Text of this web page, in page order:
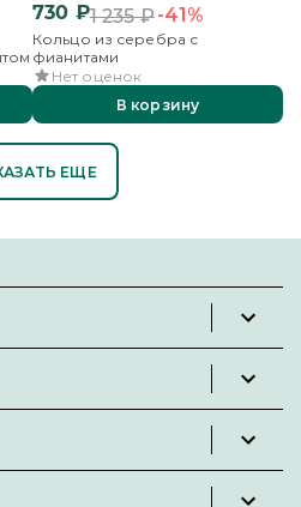
730 ₽1 235₽-41%
Кольцо из серебра с
фианитами
Нет оценок
В корзину
ЕЩЕ